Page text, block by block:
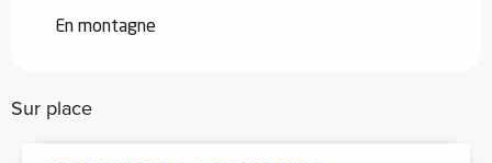
En montagne
Sur place